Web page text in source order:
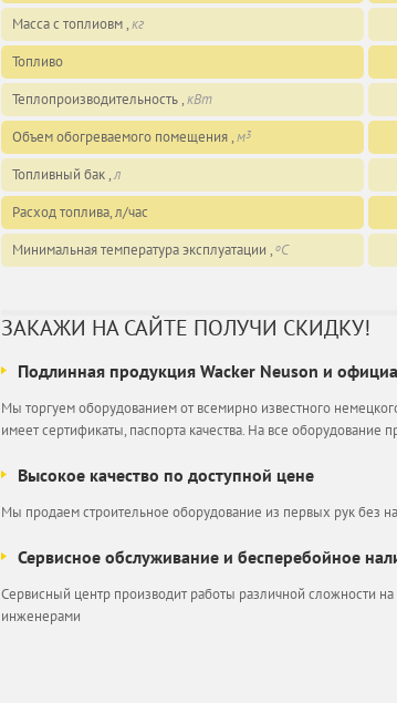
Масса с топлиовм ,кг
Топливо
Теплопроизводительность ,кВт
Объем обогреваемого помещения ,м3
Топливный бак ,л
Расход топлива, л/час
Минимальная температура эксплуатации , oC
ЗАКАЖИ НА САЙТЕ ПОЛУЧИ СКИДКУ!
Подлинная продукция Wacker Neuson и
Мы торгуем оборудованием от всемирно известного
имеет сертификаты, паспорта качества. На все оборудование
Высокое качество по доступной цене
Мы продаем строительное оборудование из первых рук без
Сервисное обслуживание и бесперебойное
Сервисный центр производит работы различной сложности
инженерами